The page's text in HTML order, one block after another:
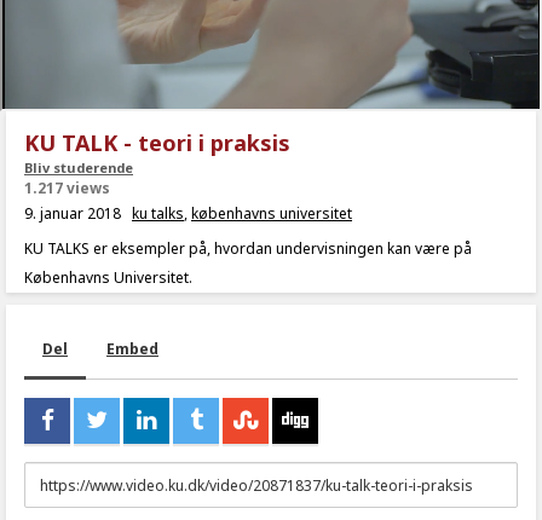
KU TALK - teori i praksis
Bliv studerende
1.217 views
9. januar 2018 ku talks,københavns universitet
KU TALKS er eksempler på, hvordan undervisningen kan være på
Københavns Universitet.
Del Embed
URL
to